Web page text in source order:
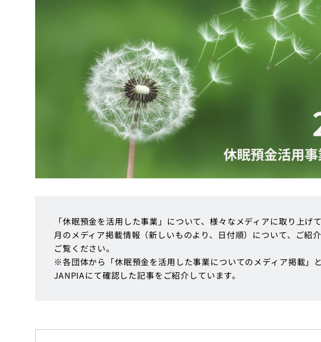
「休眠預金を活用した事業」について、様々なメディアに取り上げ
月のメディア掲載情報（新しいものより、日付順）について、ご紹
ご覧ください。
※各団体から「休眠預金を活用した事業についてのメディア掲載」
JANPIAにて確認した記事をご紹介しています。